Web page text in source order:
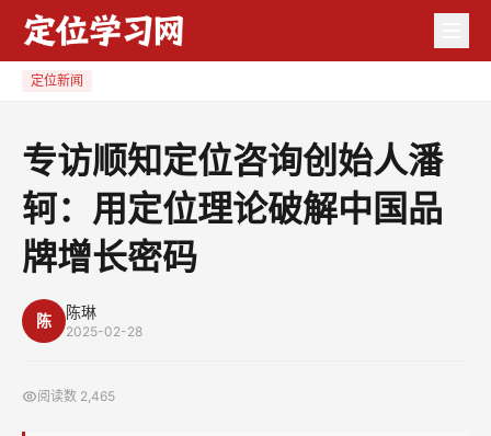
定位新闻
专访顺知定位咨询创始人潘
轲：用定位理论破解中国品
牌增长密码
陈 陈琳
2025-02-28
阅读数 2,465